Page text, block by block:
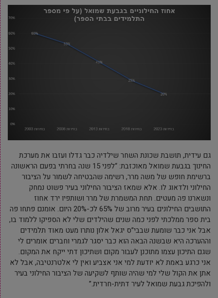
גם עידית, תושבת שכונת השחר שילדיה כבר גדלו ועזבו את מערכת
החינוך בגבעת שמואל מאוכזבת: “לפני 15 שנה בחרתי בפעם הראשונה
ברשימת חופש של משה מרר, רשימה שהבטיחה לשמור על הציבור
החילוני ולדאוג לו. אלא שמאז הציבור החילוני בעיר פשוט נמחק
ונשארנו פה מעטים. תחת המשמרת של מרר ושותפיו ירד אחוז
התושבים החילונים בעיר מרוב של 65% לכ-20% היום. אומנם פתחו פה
בית ספר ממלכתי לפני כמה שנים שהילדים שלי לא הספיקו ללמוד בו,
אבל אני כבר שומעת שבבי”ס יגאל אלון נותרו מעט מאוד תלמידים
וההערכה היא שבשנה הבאה הוא כבר יסגר לגמרי וחברים אומרים לי
שגם התיכון עצמו מתוכנן לעבור מקום ושתיכון דתי ייקח את המקום.
אני כרגע באמת לא יודעת למי אני אצביע ואין לי אלטרנטיבה, אבל לא
אתן את הקול שלי למי שהיה שותף לשקיעה של הציבור החילוני בעיר
ולהפיכת גבעת שמואל לעיר דתית-חרדית.”